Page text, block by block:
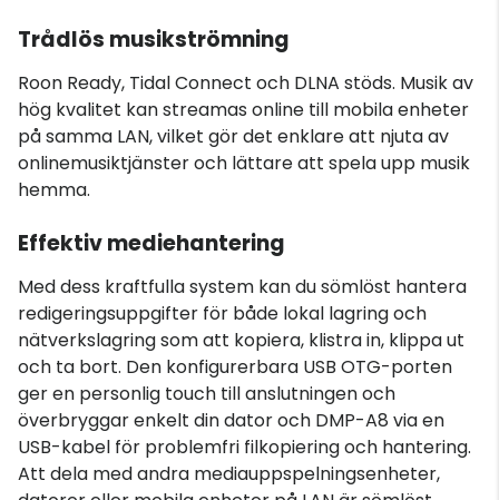
Trådlös musikströmning
Roon Ready, Tidal Connect och DLNA stöds. Musik av
hög kvalitet kan streamas online till mobila enheter
på samma LAN, vilket gör det enklare att njuta av
onlinemusiktjänster och lättare att spela upp musik
hemma.
Effektiv mediehantering
Med dess kraftfulla system kan du sömlöst hantera
redigeringsuppgifter för både lokal lagring och
nätverkslagring som att kopiera, klistra in, klippa ut
och ta bort. Den konfigurerbara USB OTG-porten
ger en personlig touch till anslutningen och
överbryggar enkelt din dator och DMP-A8 via en
USB-kabel för problemfri filkopiering och hantering.
Att dela med andra mediauppspelningsenheter,